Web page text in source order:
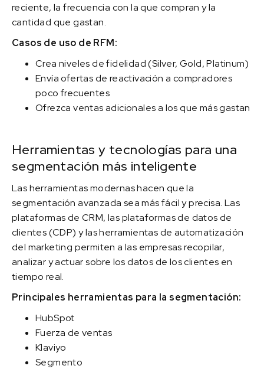
reciente, la frecuencia con la que compran y la
cantidad que gastan.
Casos de uso de RFM:
Crea niveles de fidelidad (Silver, Gold, Platinum)
Envía ofertas de reactivación a compradores
poco frecuentes
Ofrezca ventas adicionales a los que más gastan
Herramientas y tecnologías para una
segmentación más inteligente
Las herramientas modernas hacen que la
segmentación avanzada sea más fácil y precisa. Las
plataformas de CRM, las plataformas de datos de
clientes (CDP) y las herramientas de automatización
del marketing permiten a las empresas recopilar,
analizar y actuar sobre los datos de los clientes en
tiempo real.
Principales herramientas para la segmentación:
HubSpot
Fuerza de ventas
Klaviyo
Segmento